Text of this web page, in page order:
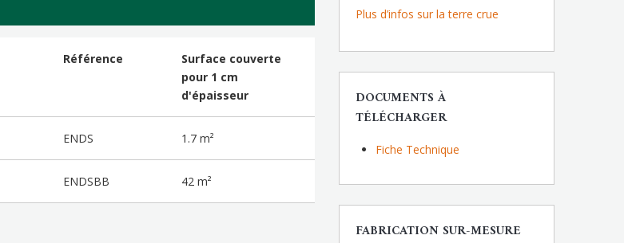
Référence
Surface couverte
pour 1 cm
d'épaisseur
ENDS 1.7 m²
ENDSBB 42 m²
Plus d’infos sur la terre crue
DOCUMENTS À
TÉLÉCHARGER
Fiche Technique
FABRICATION SUR-MESURE